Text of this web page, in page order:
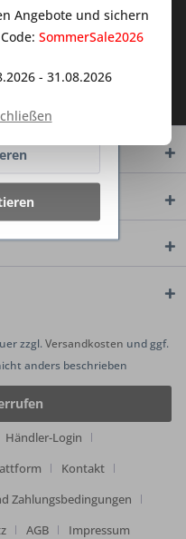
zzgl.Versandkosten und ggf.
anders beschrieben
Händler-Login
Kontakt
Zahlungsbedingungen
AGB Impressum
Angebote und sichern
SommerSale2026
- 31.08.2026
sollen,
Zustimmung